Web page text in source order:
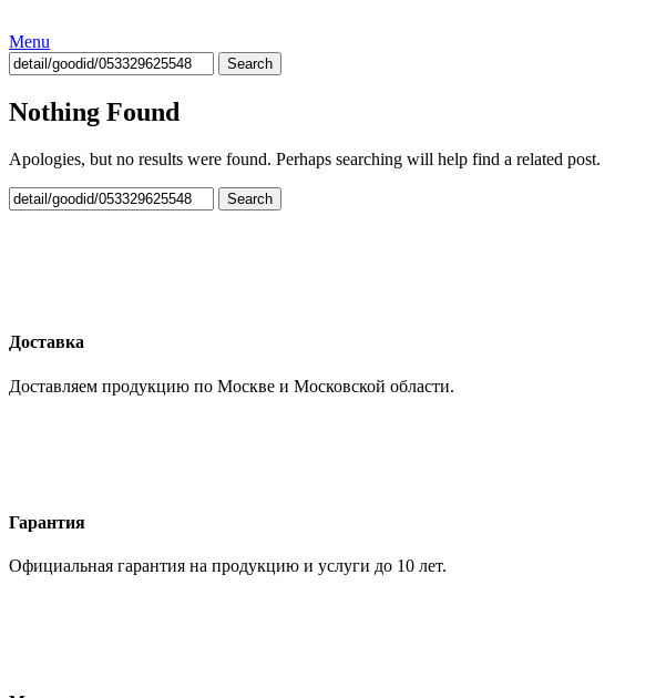
Menu
Search
Nothing Found
Apologies, but no results were found. Perhaps searching will help find a related post.
Search
Доставка
Доставляем продукцию по Москве и Московской области.
Гарантия
Официальная гарантия на продукцию и услуги до 10 лет.